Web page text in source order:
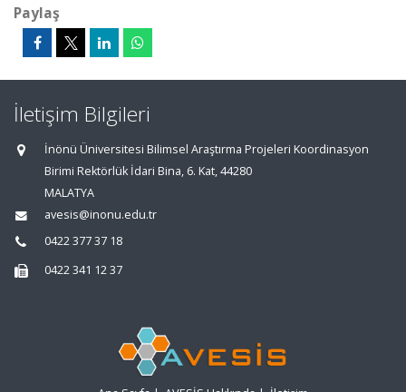
Paylaş
İletişim Bilgileri
İnönü Üniversitesi Bilimsel Araştırma Projeleri Koordinasyon
Birimi Rektörlük İdari Bina, 6. Kat, 44280
MALATYA
avesis@inonu.edu.tr
0422 377 37 18
0422 341 12 37